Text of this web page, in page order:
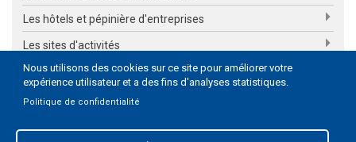
Nous utilisons des cookies sur ce site pour améliorer votre
expérience utilisateur et a des fins d'analyses statistiques.
Politique de confidentialité
Les hôtels et pépinière d'entreprises
Les sites d'activités
Les plateformes locales de vente en ligne